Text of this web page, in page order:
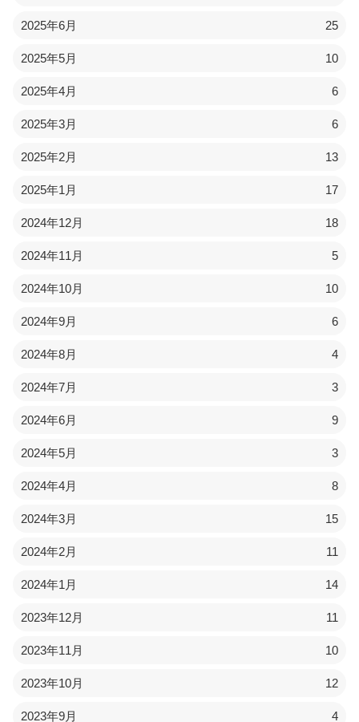
2025年6月 25
2025年5月 10
2025年4月 6
2025年3月 6
2025年2月 13
2025年1月 17
2024年12月 18
2024年11月 5
2024年10月 10
2024年9月 6
2024年8月 4
2024年7月 3
2024年6月 9
2024年5月 3
2024年4月 8
2024年3月 15
2024年2月 11
2024年1月 14
2023年12月 11
2023年11月 10
2023年10月 12
2023年9月 4